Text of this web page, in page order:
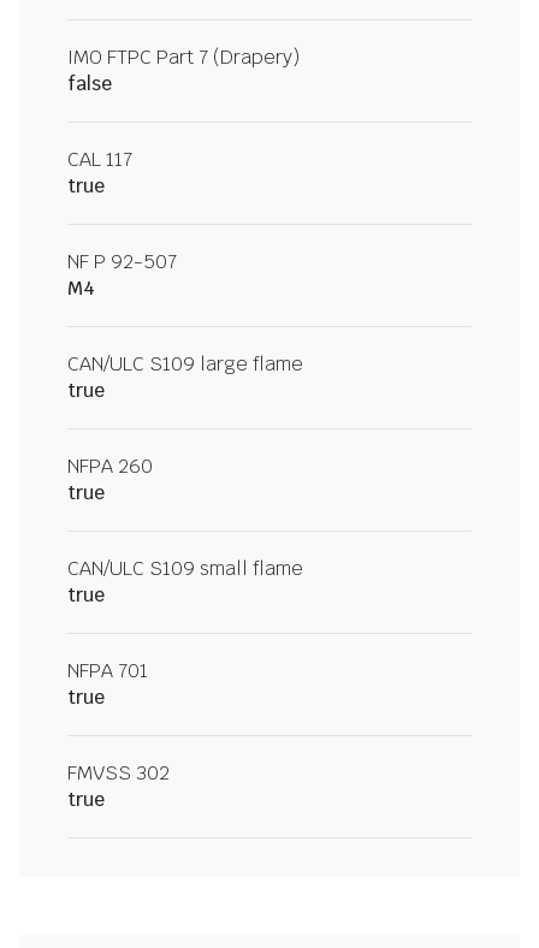
IMO FTPC Part 7 (Drapery)
false
CAL 117
true
NF P 92-507
M4
CAN/ULC S109 large flame
true
NFPA 260
true
CAN/ULC S109 small flame
true
NFPA 701
true
FMVSS 302
true